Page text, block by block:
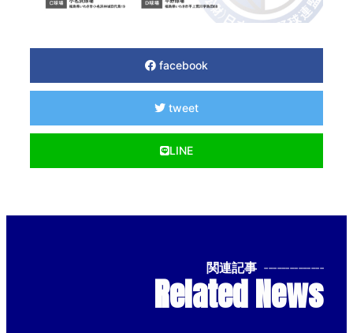
facebook
tweet
LINE
関連記事 --------------
Related News